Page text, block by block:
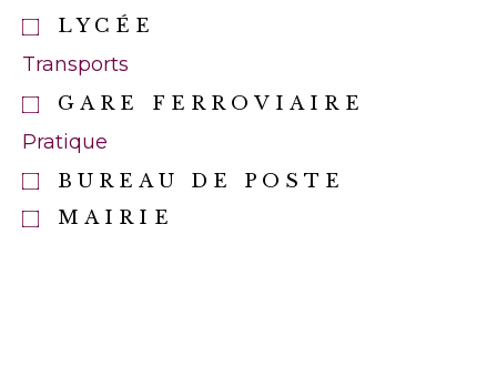
LYCÉE
Transports
GARE FERROVIAIRE
Pratique
BUREAU DE POSTE
MAIRIE